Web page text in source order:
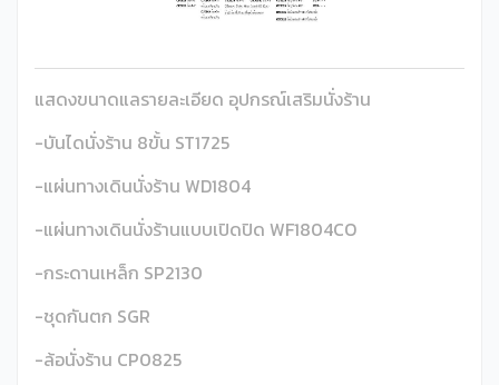
แสดงขนาดแลรายละเอียด อุปกรณ์เสริมนั่งร้าน
-บันไดนั่งร้าน 8ขั้น ST1725
-แผ่นทางเดินนั่งร้าน WD1804
-แผ่นทางเดินนั่งร้านแบบเปิดปิด WF1804CO
-กระดานเหล็ก SP2130
-ชุดกันตก SGR
-ล้อนั่งร้าน CP0825